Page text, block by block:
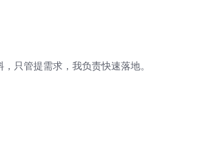
只管提需求，我负责快速落地。